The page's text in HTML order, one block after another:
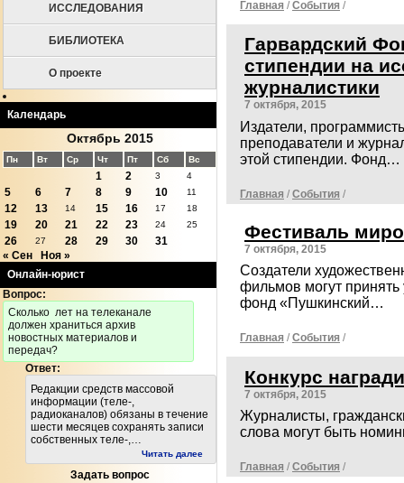
ИССЛЕДОВАНИЯ
БИБЛИОТЕКА
О проекте
Календарь
Октябрь 2015
Пн Вт Ср Чт Пт Сб Вс
1 2 3 4
5 6 7 8 9 10 11
12 13 14 15 16 17 18
19 20 21 22 23 24 25
26 27 28 29 30
31
« Сен
Ноя »
Онлайн-юрист
Вопрос:
Cколько лет на телеканале
должен храниться архив
новостных материалов и
передач?
Ответ:
Редакции средств массовой
информации (теле-,
радиоканалов) обязаны в течение
шести месяцев сохранять записи
собственных теле-,…
Читать далее
Задать вопрос
Главная /События /
Гарвардский
стипендии на
журналистики
7 октября, 2015
Издатели,
преподаватели и
этой стипендии. Фонд…
Главная / События /
Фестиваль
7 октября, 2015
Создатели
фильмов могут принять
фонд «Пушкинский…
Главная /События /
Конкурс
7 октября, 2015
Журналисты,
слова могут быть
Главная / События /